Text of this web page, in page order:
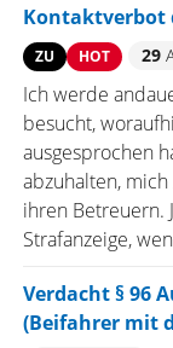
Kontaktverbot
ZU HOT 29
Ich werde
besucht,
ausgesprochen
abzuhalten,
ihren Betreuern.
Strafanzeige,
Verdacht § 96
(Beifahrer mit